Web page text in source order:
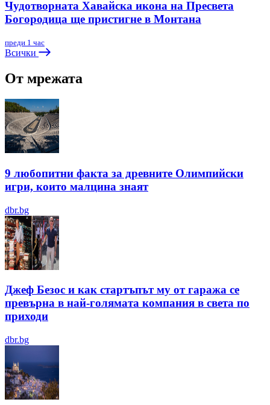
Чудотворната Хавайска икона на Пресвета
Богородица ще пристигне в Монтана
преди 1 час
Всички
От мрежата
9 любопитни факта за древните Олимпийски
игри, които малцина знаят
dbr.bg
Джеф Безос и как стартъпът му от гаража се
превърна в най-голямата компания в света по
приходи
dbr.bg